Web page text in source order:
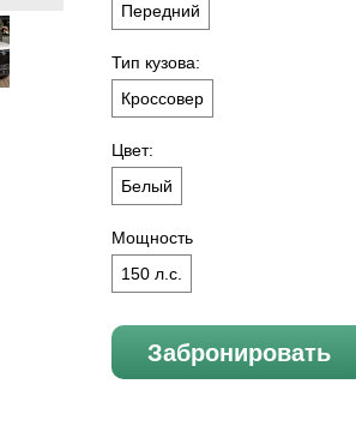
Передний
Тип кузова:
Кроссовер
Цвет:
Белый
Мощность
150 л.с.
Забронировать